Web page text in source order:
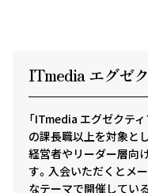
ITmedia エグゼ
「ITmedia エグゼクテ
の課長職以上を対象と
経営者やリーダー層向
す。入会いただくとメ
なテーマで開催してい